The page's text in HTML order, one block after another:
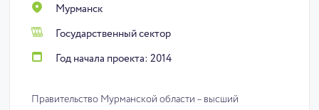
Мурманск
Государственный сектор
Год начала проекта: 2014
Правительство Мурманской области – высший